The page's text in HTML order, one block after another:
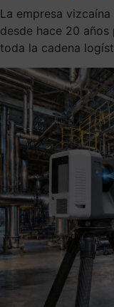
La empresa
desde hace 20
toda la cadena